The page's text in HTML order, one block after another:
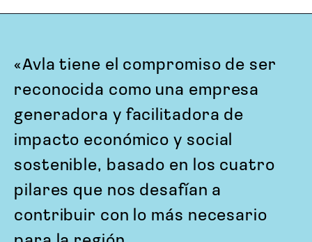
«Avla tiene el compromiso de ser
reconocida como una empresa
generadora y facilitadora de
impacto económico y social
sostenible, basado en los cuatro
pilares que nos desafían a
contribuir con lo más necesario